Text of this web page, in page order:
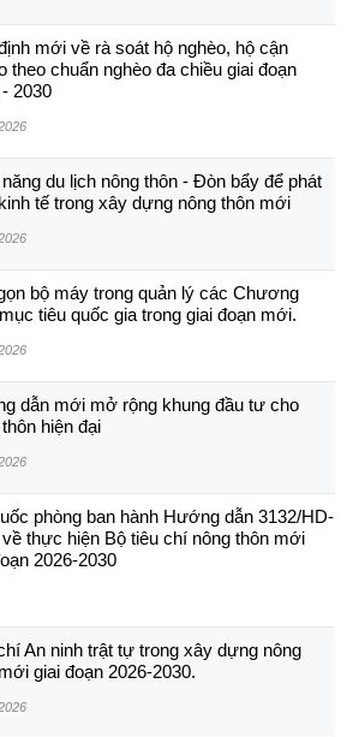
mới về rà soát hộ nghèo, hộ cận
theo chuẩn nghèo đa chiều giai đoạn
2030
du lịch nông thôn - Đòn bẩy để phát
tế trong xây dựng nông thôn mới
bộ máy trong quản lý các Chương
tiêu quốc gia trong giai đoạn mới.
dẫn mới mở rộng khung đầu tư cho
hiện đại
phòng ban hành Hướng dẫn 3132/HD-
thực hiện Bộ tiêu chí nông thôn mới
2026-2030
An ninh trật tự trong xây dựng nông
giai đoạn 2026-2030.